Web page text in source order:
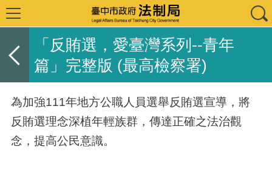
「反賄選，愛臺灣系列--青年
篇」完整版 (最高檢察署)
為加強111年地方公職人員選舉反賄選宣導，將
反賄選理念深植年輕族群，傳達正確之法治觀
念，提高公民意識。